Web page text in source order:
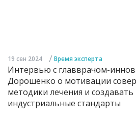
19 сен 2024 / Время эксперта
Интервью с главврачом-
Дорошенко о мотивации
методики лечения и
индустриальные стандарты